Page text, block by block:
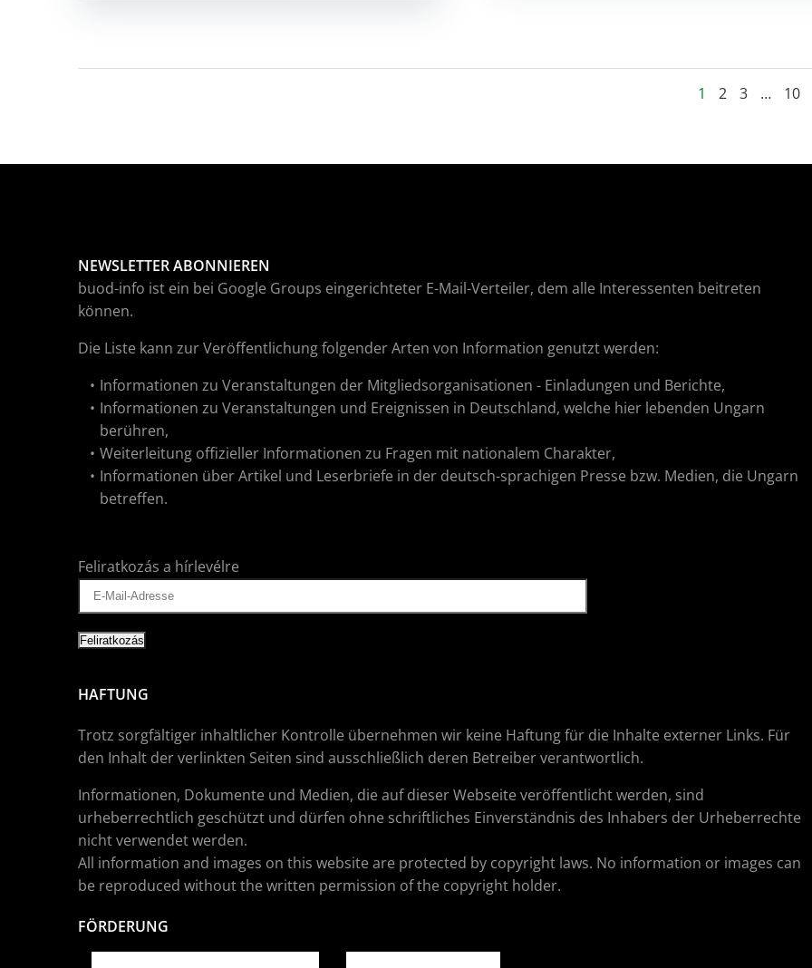
Posts
Page
1 Page
2 Page
3 … Page
10
NEWSLETTER ABONNIEREN
buod-info ist ein bei Google Groups eingerichteter E-Mail-Verteiler, dem alle Interessenten beitreten
können.
Die Liste kann zur Veröffentlichung folgender Arten von Information genutzt werden:
Informationen zu Veranstaltungen der Mitgliedsorganisationen - Einladungen und Berichte,
Informationen zu Veranstaltungen und Ereignissen in Deutschland, welche hier lebenden Ungarn
berühren,
Weiterleitung offizieller Informationen zu Fragen mit nationalem Charakter,
Informationen über Artikel und Leserbriefe in der deutsch-sprachigen Presse bzw. Medien, die Ungarn
betreffen.
Feliratkozás a hírlevélre
HAFTUNG
Trotz sorgfältiger inhaltlicher Kontrolle übernehmen wir keine Haftung für die Inhalte externer Links. Für
den Inhalt der verlinkten Seiten sind ausschließlich deren Betreiber verantwortlich.
Informationen, Dokumente und Medien, die auf dieser Webseite veröffentlicht werden, sind
urheberrechtlich geschützt und dürfen ohne schriftliches Einverständnis des Inhabers der Urheberrechte
nicht verwendet werden.
All information and images on this website are protected by copyright laws. No information or images can
be reproduced without the written permission of the copyright holder.
FÖRDERUNG